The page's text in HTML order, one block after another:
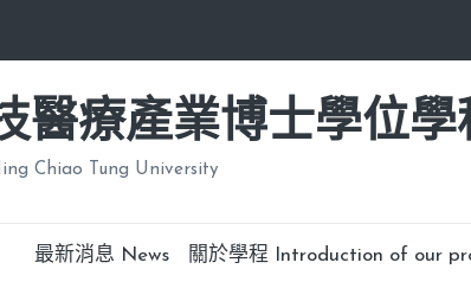
醫療產業博士學位學
Chiao Tung University
最新消息 News 關於學程 Introduction of our